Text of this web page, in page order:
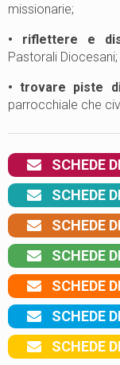
missionarie;
• riflettere e
Pastorali Diocesani;
• trovare piste
parrocchiale che
SCHEDE
SCHEDE
SCHEDE
SCHEDE
SCHEDE
SCHEDE
SCHEDE